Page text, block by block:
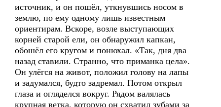
источник, и он пошёл, уткнувшись носом в
землю, по ему одному лишь известным
ориентирам. Вскоре, возле выступающих
корней старой ели, он обнаружил капкан,
обошёл его кругом и понюхал. «Так, дня два
назад ставили. Странно, что приманка цела».
Он улёгся на живот, положил голову на лапы
и задумался, будто задремал. Потом открыл
глаза и огляделся вокруг. Рядом валялась
крупная ветка, которую он схватил зубами за